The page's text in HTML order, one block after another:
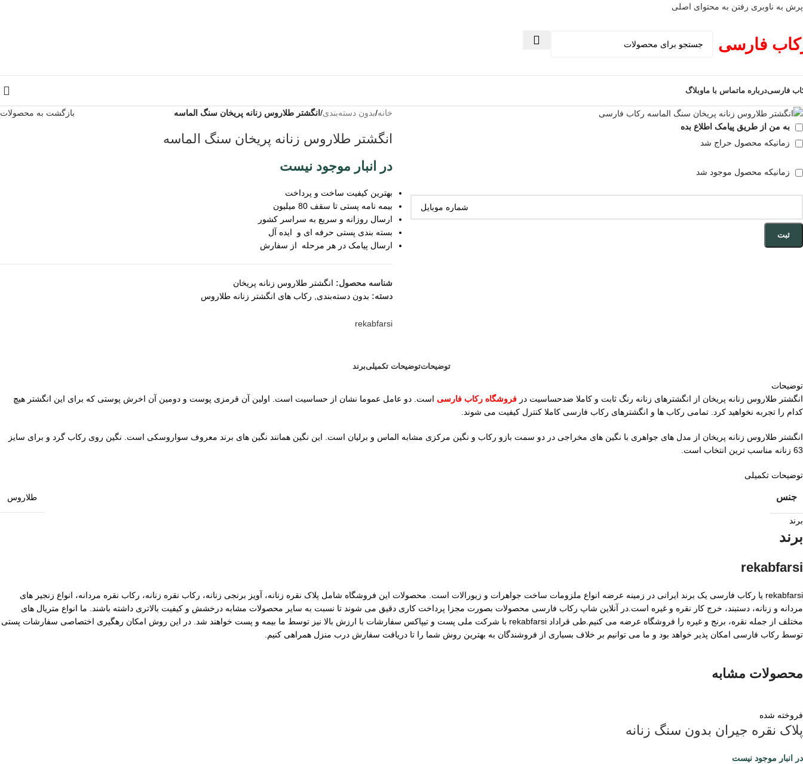
پرش به ناوبری رفتن به محتوای اصلی
فارسی
فارسیدرباره ماتماس با ماوبلاگ
به من از طریق پیامک اطلاع بده
زمانیکه محصول حراج شد
زمانیکه محصول موجود شد
ثبت
خانه/بدون دسته‌بندی/ انگشتر طلاروس زنانه پریخان سنگ الماسه بازگشت به محصولات
انگشتر طلاروس زنانه پریخان سنگ الماسه
در انبار موجود نیست
بهترین کیفیت ساخت و پرداخت
بیمه نامه پستی تا سقف 80 میلیون
ارسال روزانه و سریع به سراسر کشور
بسته بندی پستی حرفه ای و ایده آل
ارسال پیامک در هر مرحله از سفارش
شناسه محصول: انگشتر طلاروس زنانه پریخان
دسته: بدون دسته‌بندی رکاب های انگشتر زنانه طلاروس
rekabfarsi
توضیحاتتوضیحات تکمیلیبرند
توضیحات
انگشتر طلاروس زنانه پریخان از انگشترهای زنانه رنگ ثابت و کاملا ضدحساسیت در فروشگاه رکاب فارسی است. دو عامل عموما نشان از حساسیت است. اولین آن قرمزی پوست و دومین آن اخرش پوستی که برای این انگشتر هیچ
کدام را تجربه نخواهید کرد. تمامی رکاب ها و انگشترهای رکاب فارسی کاملا کنترل کیفیت می شوند.
انگشتر طلاروس زنانه پریخان از مدل های جواهری با نگین های مخراجی در دو سمت بازو رکاب و نگین مرکزی مشابه الماس و برلیان است. این نگین همانند نگین های برند معروف سواروسکی است. نگین روی رکاب گرد و برای سایز
63 زنانه مناسب ترین انتخاب است.
توضیحات تکمیلی
جنس طلاروس
برند
برند
rekabfarsi
rekabfarsi یا رکاب فارسی یک برند ایرانی در زمینه عرضه انواع ملزومات ساخت جواهرات و زیورالات است. محصولات این فروشگاه شامل پلاک نقره زنانه، آویز برنجی زنانه، رکاب نقره زنانه، رکاب نقره مردانه، انواع زنجیر های
مردانه و زنانه، دستبند، خرج کار نقره و غیره است.در آنلاین شاپ رکاب فارسی محصولات بصورت مجزا پرداخت کاری دقیق می شوند تا نسبت به سایر محصولات مشابه درخشش و کیفیت بالاتری داشته باشند. ما انواع متریال های
مختلف از جمله نقره، برنج و غیره را فروشگاه عرضه می کنیم.طی قراداد rekabfarsi با شرکت ملی پست و تیپاکس سفارشات با ارزش بالا نیز توسط ما بیمه و پست خواهند شد. در این روش امکان رهگیری اختصاصی سفارشات پستی
توسط رکاب فارسی امکان پذیر خواهد بود و ما می توانیم بر خلاف بسیاری از فروشندگان به بهترین روش شما را تا دریافت سفارش درب منزل همراهی کنیم.
محصولات مشابه
فروخته شده
پلاک نقره جیران بدون سنگ زنانه
در انبار موجود نیست